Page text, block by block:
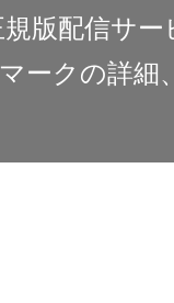
版配信サ
ークの詳細